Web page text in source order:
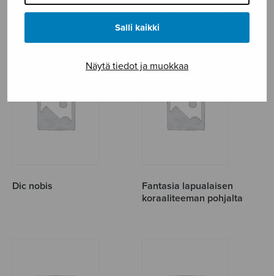
Salli kaikki
Näytä tiedot ja muokkaa
Andante funebre Cantilena & Elegia
Dic nobis
Fantasia lapualaisen
koraaliteeman pohjalta